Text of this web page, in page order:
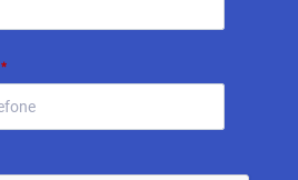
*